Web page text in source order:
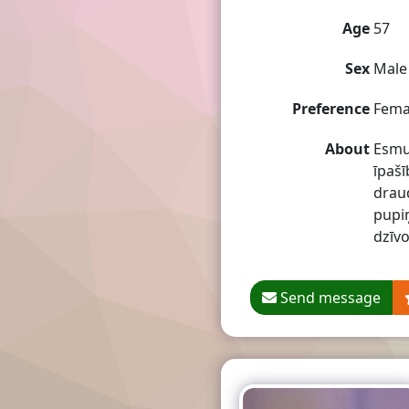
Age 57
Sex Male
Preference
About
Send message